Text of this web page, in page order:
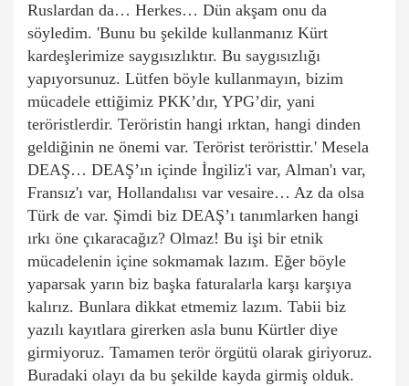
Ruslardan da… Herkes… Dün akşam onu da
söyledim. 'Bunu bu şekilde kullanmanız Kürt
kardeşlerimize saygısızlıktır. Bu saygısızlığı
yapıyorsunuz. Lütfen böyle kullanmayın, bizim
mücadele ettiğimiz PKK’dır, YPG’dir, yani
teröristlerdir. Teröristin hangi ırktan, hangi dinden
geldiğinin ne önemi var. Terörist teröristtir.' Mesela
DEAŞ… DEAŞ’ın içinde İngiliz'i var, Alman'ı var,
Fransız'ı var, Hollandalısı var vesaire… Az da olsa
Türk de var. Şimdi biz DEAŞ’ı tanımlarken hangi
ırkı öne çıkaracağız? Olmaz! Bu işi bir etnik
mücadelenin içine sokmamak lazım. Eğer böyle
yaparsak yarın biz başka faturalarla karşı karşıya
kalırız. Bunlara dikkat etmemiz lazım. Tabii biz
yazılı kayıtlara girerken asla bunu Kürtler diye
girmiyoruz. Tamamen terör örgütü olarak giriyoruz.
Buradaki olayı da bu şekilde kayda girmiş olduk.